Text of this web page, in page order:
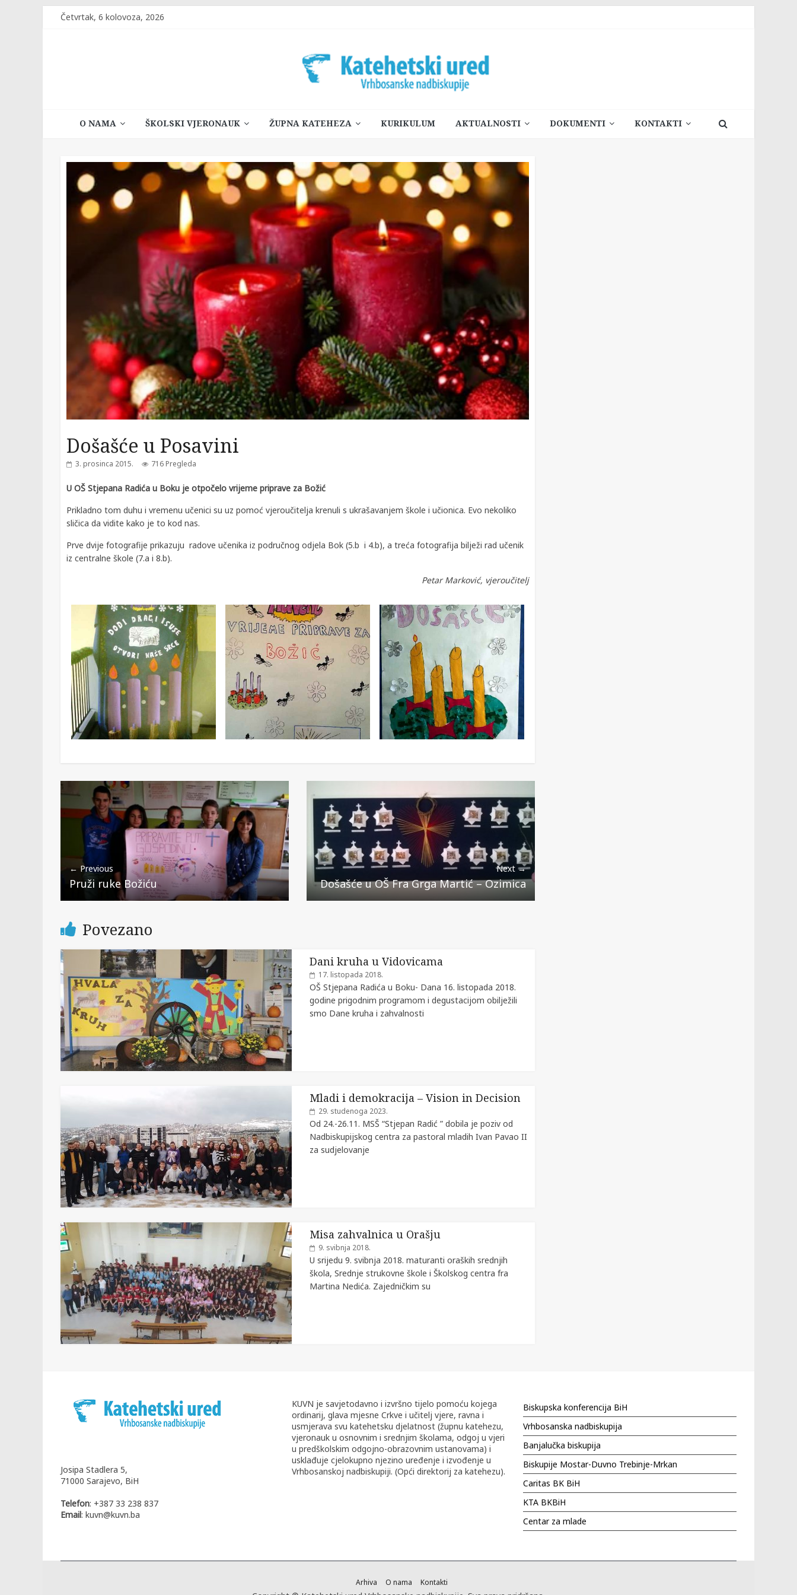
Četvrtak, 6 kolovoza, 2026
Vrhbosanske
nadbiskupije
O NAMA ŠKOLSKI VJERONAUK ŽUPNA KATEHEZA KURIKULUM AKTUALNOSTI DOKUMENTI KONTAKTI
Došašće u Posavini
3. prosinca 2015. 716 Pregleda
U OŠ Stjepana Radića u Boku je otpočelo vrijeme priprave za Božić
Prikladno tom duhu i vremenu učenici su uz pomoć vjeroučitelja krenuli s ukrašavanjem škole i učionica. Evo nekoliko
sličica da vidite kako je to kod nas.
Prve dvije fotografije prikazuju radove učenika iz područnog odjela Bok (5.b i 4.b), a treća fotografija bilježi rad učenik
iz centralne škole (7.a i 8.b).
Petar Marković, vjeroučitelj
← Previous
Pruži ruke Božiću
Next →
Došašće u OŠ Fra Grga Martić – Ozimica
Povezano
Dani kruha u Vidovicama
17. listopada 2018.
OŠ Stjepana Radića u Boku- Dana 16. listopada 2018.
godine prigodnim programom i degustacijom obilježili
smo Dane kruha i zahvalnosti
Mladi i demokracija – Vision in Decision
29. studenoga 2023.
Od 24.-26.11. MSŠ “Stjepan Radić ” dobila je poziv od
Nadbiskupijskog centra za pastoral mladih Ivan Pavao II
za sudjelovanje
Misa zahvalnica u Orašju
9. svibnja 2018.
U srijedu 9. svibnja 2018. maturanti oraških srednjih
škola, Srednje strukovne škole i Školskog centra fra
Martina Nedića. Zajedničkim su
Josipa Stadlera 5,
71000 Sarajevo, BiH
Telefon: +387 33 238 837
Email: kuvn@kuvn.ba
KUVN je savjetodavno i izvršno tijelo pomoću kojega
ordinarij, glava mjesne Crkve i učitelj vjere, ravna i
usmjerava svu katehetsku djelatnost (župnu katehezu,
vjeronauk u osnovnim i srednjim školama, odgoj u vjeri
u predškolskim odgojno-obrazovnim ustanovama) i
usklađuje cjelokupno njezino uređenje i izvođenje u
Vrhbosanskoj nadbiskupiji. (Opći direktorij za katehezu).
Biskupska konferencija BiH
Vrhbosanska nadbiskupija
Banjalučka biskupija
Biskupije Mostar-Duvno Trebinje-Mrkan
Caritas BK BiH
KTA BKBiH
Centar za mlade
Arhiva O nama Kontakti